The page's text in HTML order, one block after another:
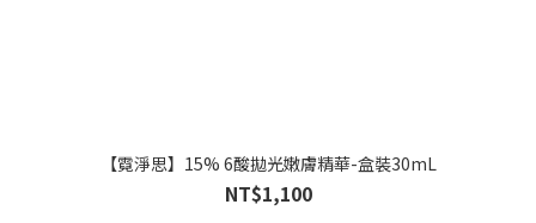
【霓淨思】15% 6酸拋光嫩膚精華-盒裝30mL
NT$1,100